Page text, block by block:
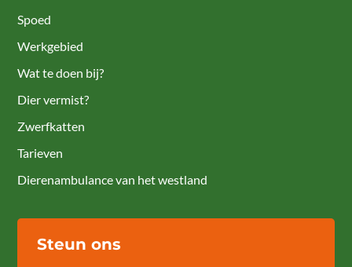
Spoed
Werkgebied
Wat te doen bij?
Dier vermist?
Zwerfkatten
Tarieven
Dierenambulance van het westland
Steun ons